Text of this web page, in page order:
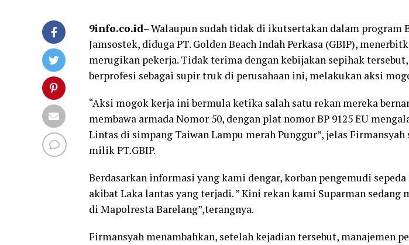
9info.co.id– Walaupun sudah tidak di ikutsertakan dalam program
Jamsostek, diduga PT. Golden Beach Indah Perkasa (GBIP),
merugikan pekerja. Tidak terima dengan kebijakan sepihak
berprofesi sebagai supir truk di perusahaan ini, melakukan aksi
“Aksi mogok kerja ini bermula ketika salah satu rekan mereka
membawa armada Nomor 50, dengan plat nomor BP 9125 EU
Lintas di simpang Taiwan Lampu merah Punggur”, jelas
milik PT.GBIP.
Berdasarkan informasi yang kami dengar, korban pengemudi
akibat Laka lantas yang terjadi. ” Kini rekan kami Suparman sedang
di Mapolresta Barelang”,terangnya.
Firmansyah menambahkan, setelah kejadian tersebut, manajemen